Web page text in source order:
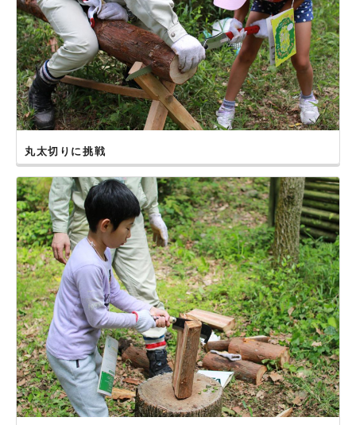
2018年４月22日
【長崎県雲仙市】長崎県立百花台公園で開催しました！
2018年３月21日、25日
【佐賀市】北山＆森林公園で開催しました！
2018年３月17日
【熊本県人吉市】人吉クラフトパークで開催しました！
2018年３月11日
【福岡県飯塚市】筑豊緑地で開催しました！
2017年12月２日、３日
【鹿児島県姶良市】鹿児島県県民の森で開催しました！
2017年11月23日
【宮崎県国富町】法華嶽公園で開催しました！
2017年11月19日
【長崎市】ながさき県民の森で開催しました！
2017年10月22日
【福岡県古賀市】古賀グリーンパークでの開催は中止とさせ
ていただきました。
2017年10月７日
【熊本県菊池市】四季の里旭志で開催しました！
2017年10月１日
【北九州市】山田緑地で開催しました！
2017年７月９日
丸太切りに挑戦